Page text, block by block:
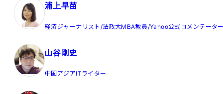
浦上早苗
経済ジャーナリスト/法政大MBA教員/Yahoo公式コメンテータ
山谷剛史
中国アジアITライター